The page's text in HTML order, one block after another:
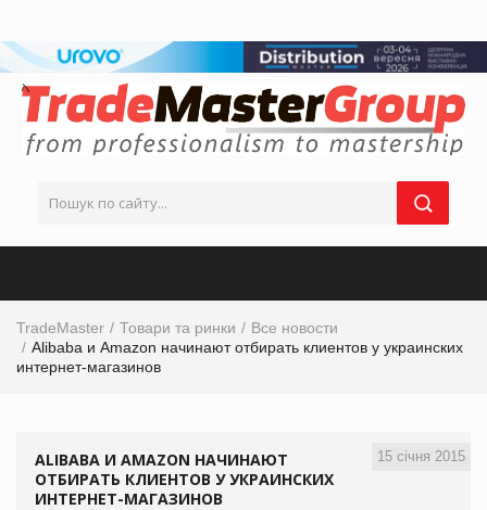
TradeMaster Товари та ринки
Все новости
Alibaba и Аmazon начинают отбирать клиентов у украинских
интернет-магазинов
15 січня 2015
ALIBABA И АMAZON НАЧИНАЮТ
ОТБИРАТЬ КЛИЕНТОВ У УКРАИНСКИХ
ИНТЕРНЕТ-МАГАЗИНОВ